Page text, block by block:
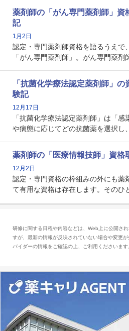
増えているのではないでしょうか。
な救急認定薬剤師の取得体験記をご
す。
薬剤師の「がん専門薬剤師」資
記
1月2日
認定・専門薬剤師資格を語るうえで
「がん専門薬剤師」。がん専門薬剤
関する資格として、2009年に発足
剤師の専門性を活かして高度化する
貢献する姿は、今も病院薬剤師にと
かれる存在です。
「抗菌化学療法認定薬剤師」の
験記
12月17日
「抗菌化学療法認定薬剤師」は「感
や病態に応じてどの抗菌薬を選択し
る薬剤師です。現在、感染防止対策
基準に専任の薬剤師配置が挙げられ
後は感染症領域で薬剤師に、より多
求められる可能性もあります。
薬剤師の「医療情報技師」資格
12月2日
認定・専門資格の枠組みの外にも薬
て有用な資格は存在します。そのひ
とは、病院薬剤師を中心に大きな武
す。
研修に関する日程や内容などは、Web上に公開さ
すが、最新の情報が反映されていない場合や変更
バイダーの情報をご確認の上、ご利用くださいます